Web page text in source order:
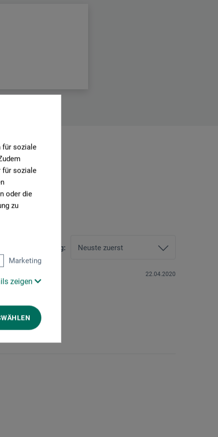
für soziale
für soziale
oder die
zu
Marketing
zeigen
Sortierung:
22.04.2020